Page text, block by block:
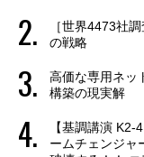
［世界4473社
の戦略
高価な専用ネッ
構築の現実解
【基調講演
ームチェンジャ